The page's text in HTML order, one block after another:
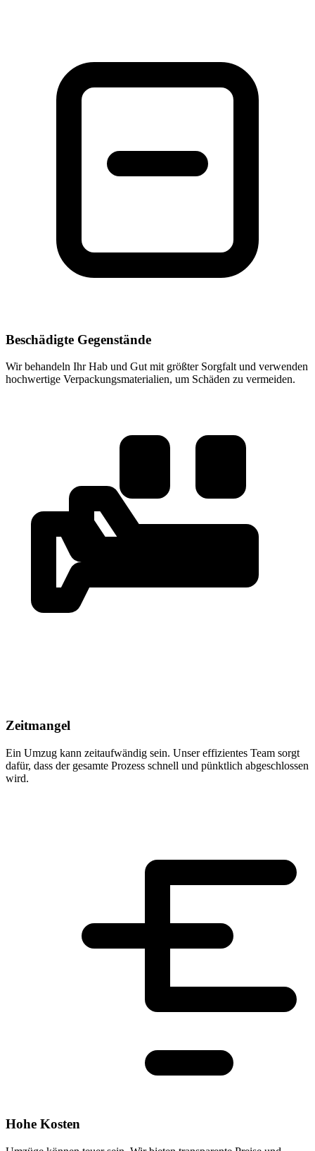
Beschädigte Gegenstände
Wir behandeln Ihr Hab und Gut mit größter Sorgfalt und verwenden
hochwertige Verpackungsmaterialien, um Schäden zu vermeiden.
Zeitmangel
Ein Umzug kann zeitaufwändig sein. Unser effizientes Team sorgt
dafür, dass der gesamte Prozess schnell und pünktlich abgeschlossen
wird.
Hohe Kosten